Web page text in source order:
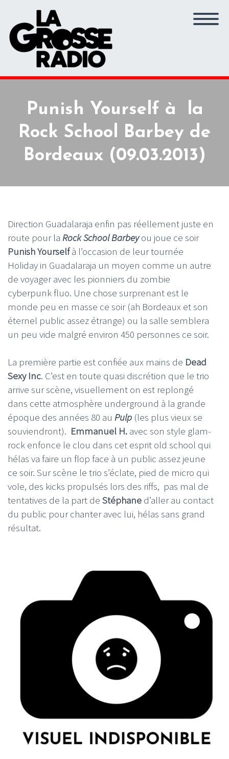
Punish Yourself à la
Rock School Barbey de
Bordeaux (09.03.2013)
Direction Guadalaraja enfin pas réellement juste en
route pour la Rock School Barbeyou joue ce soir
Punish Yourselfà l’occasion de leur tournée
Holiday in Guadalaraja un moyen comme un autre
de voyager avec les pionniers du zombie
cyberpunk fluo. Une chose surprenant est le
monde peu en masse ce soir (ah Bordeaux et son
éternel public assez étrange) ou la salle semblera
un peu vide malgré environ 450 personnes ce soir.
La première partie est confiée aux mains de Dead
Sexy Inc. C’est en toute quasi discrétion que le trio
arrive sur scène, visuellement on est replongé
dans cette atmosphère underground à la grande
époque des années 80 au Pulp (les plus vieux se
souviendront). Emmanuel H. avec son style glam-
rock enfonce le clou dans cet esprit old school qui
hélas va faire un flop face à un public assez jeune
ce soir. Sur scène le trio s’éclate, pied de micro qui
vole, des kicks propulsés lors des riffs, pas mal de
tentatives de la part de Stéphane d’aller au contact
du public pour chanter avec lui, hélas sans grand
résultat.